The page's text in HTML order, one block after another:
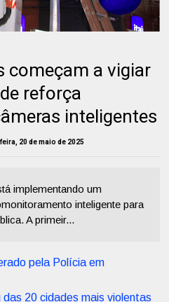
começam a vigiar
reforça
inteligentes
20 de maio de 2025
implementando um
inteligente para
A primeir...
pela Polícia em
20 cidades mais violentas